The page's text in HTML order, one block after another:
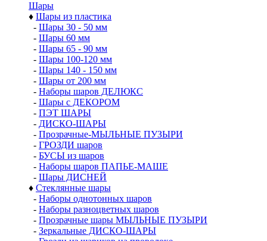
Шары
♦ Шары из пластика
- Шары 30 - 50 мм
- Шары 60 мм
- Шары 65 - 90 мм
- Шары 100-120 мм
- Шары 140 - 150 мм
- Шары от 200 мм
- Наборы шаров ДЕЛЮКС
- Шары с ДЕКОРОМ
- ПЭТ ШАРЫ
- ДИСКО-ШАРЫ
- Прозрачные-МЫЛЬНЫЕ ПУЗЫРИ
- ГРОЗДИ шаров
- БУСЫ из шаров
- Наборы шаров ПАПЬЕ-МАШЕ
- Шары ДИСНЕЙ
♦ Стеклянные шары
- Наборы однотонных шаров
- Наборы разноцветных шаров
- Прозрачные шары МЫЛЬНЫЕ ПУЗЫРИ
- Зеркальные ДИСКО-ШАРЫ